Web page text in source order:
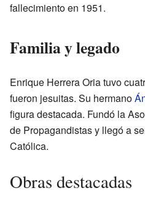
fallecimiento en 1951.
Familia y legado
Enrique Herrera Oria tuvo
fueron jesuitas. Su hermano
figura destacada. Fundó la
de Propagandistas y llegó a
Católica.
Obras destacadas